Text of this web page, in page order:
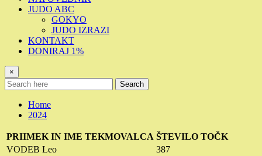
JUDO ABC
GOKYO
JUDO IZRAZI
KONTAKT
DONIRAJ 1%
×
Search
Home
2024
PRIIMEK IN IME TEKMOVALCA ŠTEVILO TOČK
VODEB Leo
387